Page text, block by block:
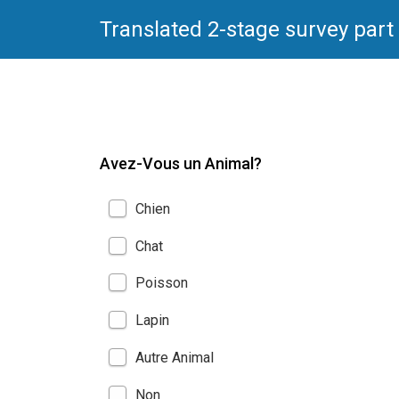
Translated 2-stage survey part
Avez-Vous un Animal?
Chien
Chat
Poisson
Lapin
Autre Animal
Non